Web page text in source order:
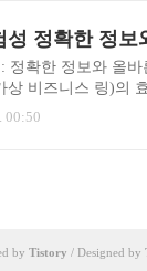
고려 사항을 제시
고자 합니다. 현
경쟁하고 있으며,
니다. 특히, 소규모
자동응답문..
정확한 정보와 올바
상 비즈니스 링)의
공하여 올바른 선
링은 다양한 형태로
, 신중한 검토와
장: 최근 몇 년 동
00:50
by Tistory / Designed by